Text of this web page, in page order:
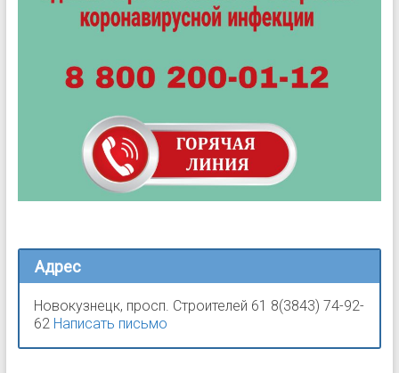
Адрес
Новокузнецк, просп. Строителей 61 8(3843) 74-92-
62 Написать письмо